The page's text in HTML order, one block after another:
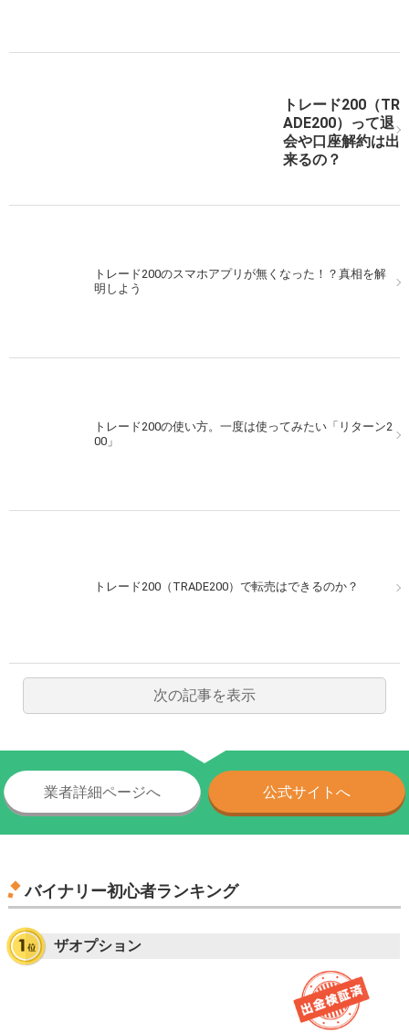
トレード200（TR
ADE200）って退
会や口座解約は出
来るの？
トレード200のスマホアプリが無くなった！？真相を解
明しよう
トレード200の使い方。一度は使ってみたい「リターン2
00」
トレード200（TRADE200）で転売はできるのか？
次の記事を表示
トレード200（TRADE200）で実戦取引！200%のペイア
業者詳細ページへ 公式サイトへ
バイナリー初心者ランキング
ザオプション